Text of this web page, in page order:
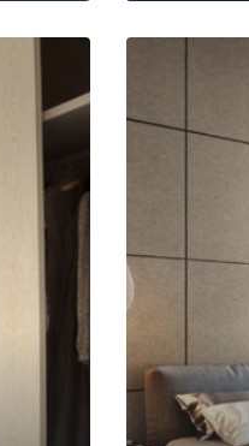
MORE